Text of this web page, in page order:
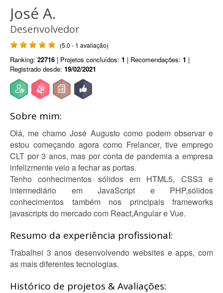
José A.
Desenvolvedor
(5.0 - 1 avaliação)
Ranking: 22716 | Projetos concluídos: 1 | Recomendações: 1 |
Registrado desde: 19/02/2021
Sobre mim:
Olá, me chamo José Augusto como podem observar e
estou começando agora como Frelancer, tive emprego
CLT por 3 anos, mas por conta de pandemia a empresa
infelizmente veio a fechar as portas.
Tenho conhecimentos sólidos em HTML5, CSS3 e
intermediário em JavaScript e PHP,sólidos
conhecimentos também nos principais frameworks
javascripts do mercado com React,Angular e Vue.
Resumo da experiência profissional:
Trabalhei 3 anos desenvolvendo websites e apps, com
as mais diferentes tecnologias.
Histórico de projetos & Avaliações: